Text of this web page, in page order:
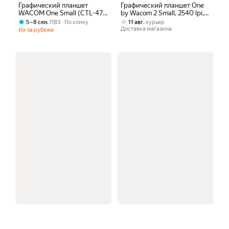
Графический планшет
WACOM One Small (CTL-472)
черный/красный
5 – 8 сен, ПВЗ
По клику
Из-за рубежа
Графический планшет One
by Wacom 2 Small, 2540 lpi,
133 точ/сек, USB, красный
11 авг, курьер
Доставка магазина